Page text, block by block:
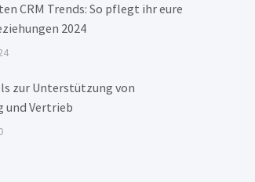
CRM Trends: So pflegt ihr eure
2024
zur Unterstützung von
und Vertrieb